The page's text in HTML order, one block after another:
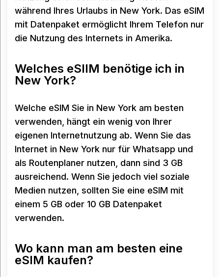
während Ihres Urlaubs in New York. Das eSIM
mit Datenpaket ermöglicht Ihrem Telefon nur
die Nutzung des Internets in Amerika.
Welches eSIIM benötige ich in
New York?
Welche eSIM Sie in New York am besten
verwenden, hängt ein wenig von Ihrer
eigenen Internetnutzung ab. Wenn Sie das
Internet in New York nur für Whatsapp und
als Routenplaner nutzen, dann sind 3 GB
ausreichend. Wenn Sie jedoch viel soziale
Medien nutzen, sollten Sie eine eSIM mit
einem 5 GB oder 10 GB Datenpaket
verwenden.
Wo kann man am besten eine
eSIM kaufen?